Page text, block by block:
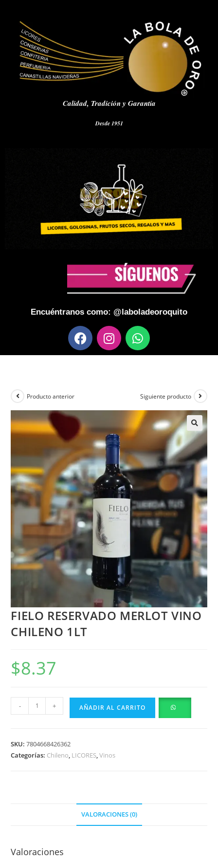
Calidad, Tradición y Garantía
Desde 1951
Encuéntranos como: @laboladeoroquito
Producto anterior Siguiente producto
FIELO RESERVADO MERLOT VINO
CHILENO 1LT
$8.37
- + AÑADIR AL CARRITO
SKU:7804668426362
Categorías: Chileno, LICORES,Vinos
VALORACIONES (0)
Valoraciones